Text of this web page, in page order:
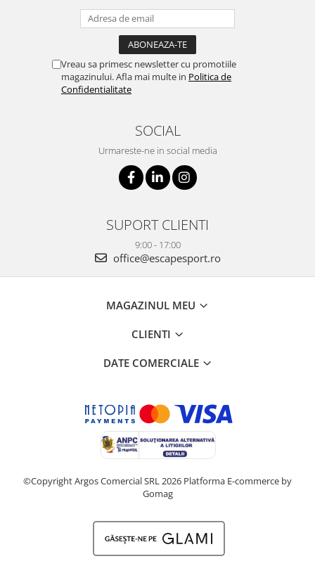
Vreau sa primesc newsletter cu promotiile
magazinului. Afla mai multe in Politica de
Confidentialitate
SOCIAL
Urmareste-ne in social media
SUPORT CLIENTI
9:00 - 17:00
office@escapesport.ro
MAGAZINUL MEU
CLIENTI
DATE COMERCIALE
©Copyright Argos Comercial SRL 2026 Platforma E-commerce by
Gomag